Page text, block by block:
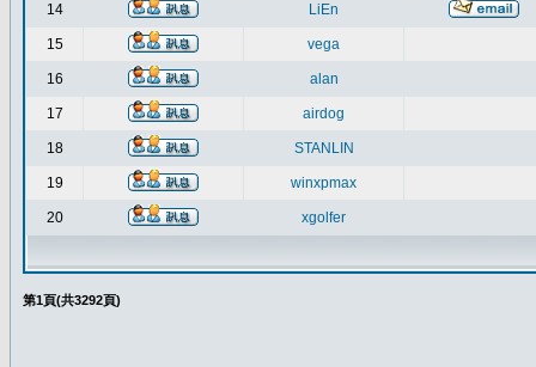
14 LiEn
15 vega
16 alan
17 airdog
18 STANLIN
19 winxpmax
20 xgolfer
第1頁(共3292頁)